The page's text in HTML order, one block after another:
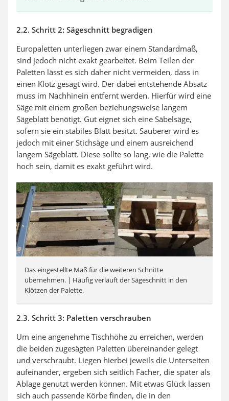
2.2. Schritt 2: Sägeschnitt begradigen
Europaletten unterliegen zwar einem Standardmaß,
sind jedoch nicht exakt gearbeitet. Beim Teilen der
Paletten lässt es sich daher nicht vermeiden, dass in
einen Klotz gesägt wird. Der dabei entstehende Absatz
muss im Nachhinein entfernt werden. Hierfür wird eine
Säge mit einem großen beziehungsweise langem
Sägeblatt benötigt. Gut eignet sich eine Säbelsäge,
sofern sie ein stabiles Blatt besitzt. Sauberer wird es
jedoch mit einer Stichsäge und einem ausreichend
langem Sägeblatt. Diese sollte so lang, wie die Palette
hoch sein, damit es exakt geführt wird.
Das eingestellte Maß für die weiteren Schnitte
übernehmen. | Häufig verläuft der Sägeschnitt in den
Klötzen der Palette.
2.3. Schritt 3: Paletten verschrauben
Um eine angenehme Tischhöhe zu erreichen, werden
die beiden zugesägten Paletten übereinander gelegt
und verschraubt. Liegen hierbei jeweils die Unterseiten
aufeinander, ergeben sich seitlich Fächer, die später als
Ablage genutzt werden können. Mit etwas Glück lassen
sich auch passende Körbe finden, die in den